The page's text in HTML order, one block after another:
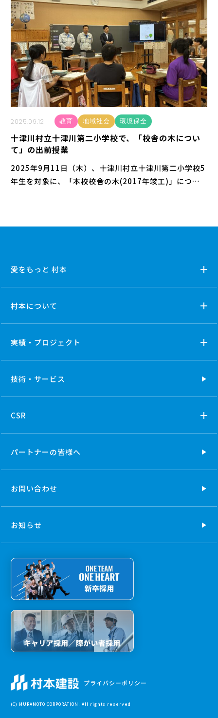
2025.09.12 教育 地域社会 環境保全
十津川村立十津川第二小学校で、「校舎の木につい
て」の出前授業
2025年9月11日（木）、十津川村立十津川第二小学校5
年生を対象に、「本校校舎の木(2017年竣工)」につい
愛をもっと 村本
村本について
実績・プロジェクト
技術・ サービス
CSR
パートナーの皆様へ
お問い合わせ
お知らせ
プライバシーポリシー
(C) MURAMOTO CORPORATION. All rights reserved